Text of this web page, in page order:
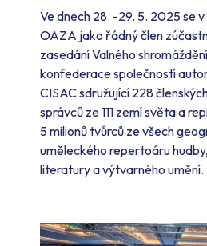
Ve dnech 28. -29. 5. 2025 se
OAZA jako řádný člen
zasedání Valného
konfederace společností
CISAC sdružující 228
správců ze 111 zemí světa a
5 milionů tvůrců ze všech
uměleckého repertoáru
literatury a výtvarného umění.